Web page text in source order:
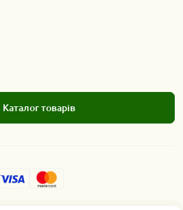
Каталог товарів